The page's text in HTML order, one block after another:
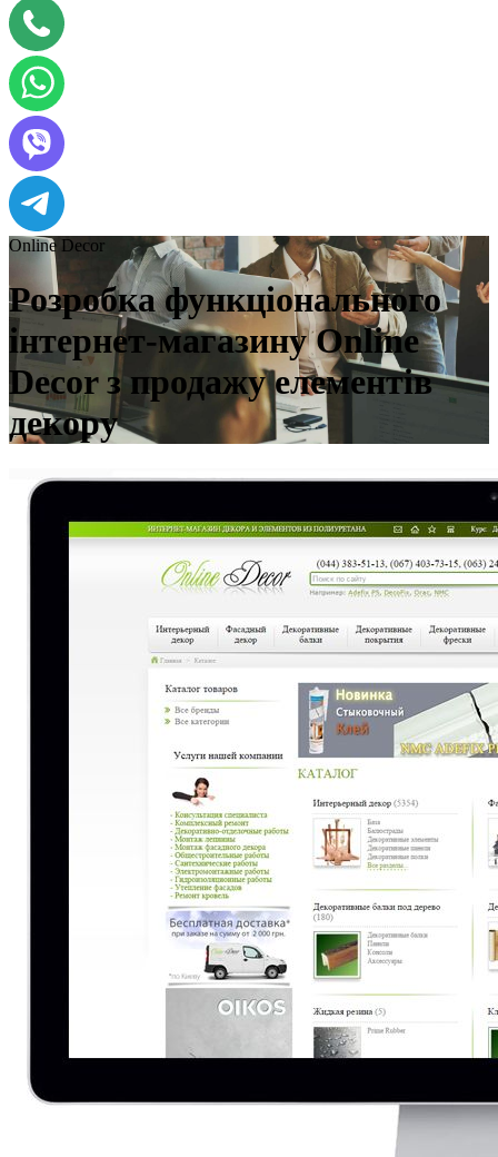
Online Decor
Розробка функціонального
інтернет-магазину Online
Decor з продажу елементів
декору